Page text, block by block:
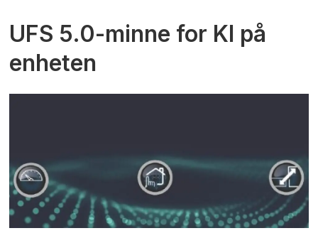
UFS 5.0-minne for KI på
enheten